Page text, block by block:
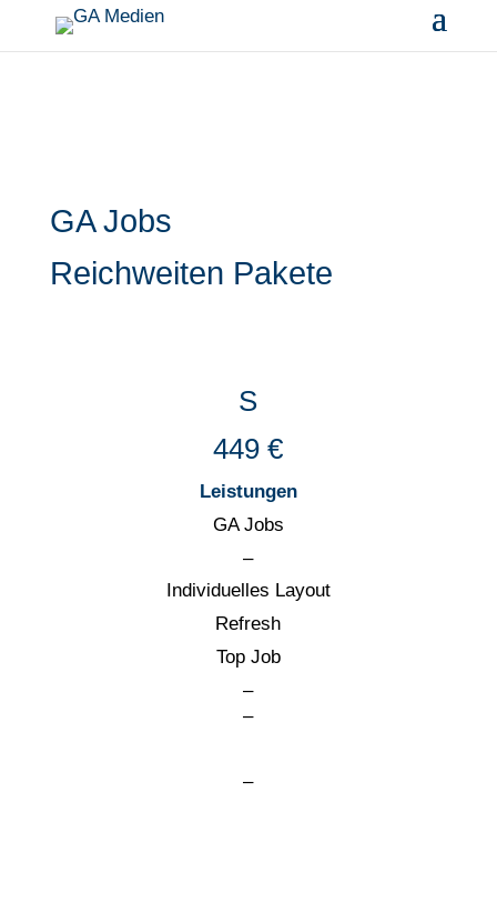
GA Jobs
Reichweiten Pakete
S
449 €
Leistungen
GA Jobs
–
Individuelles Layout
Refresh
Top Job
–
–
–